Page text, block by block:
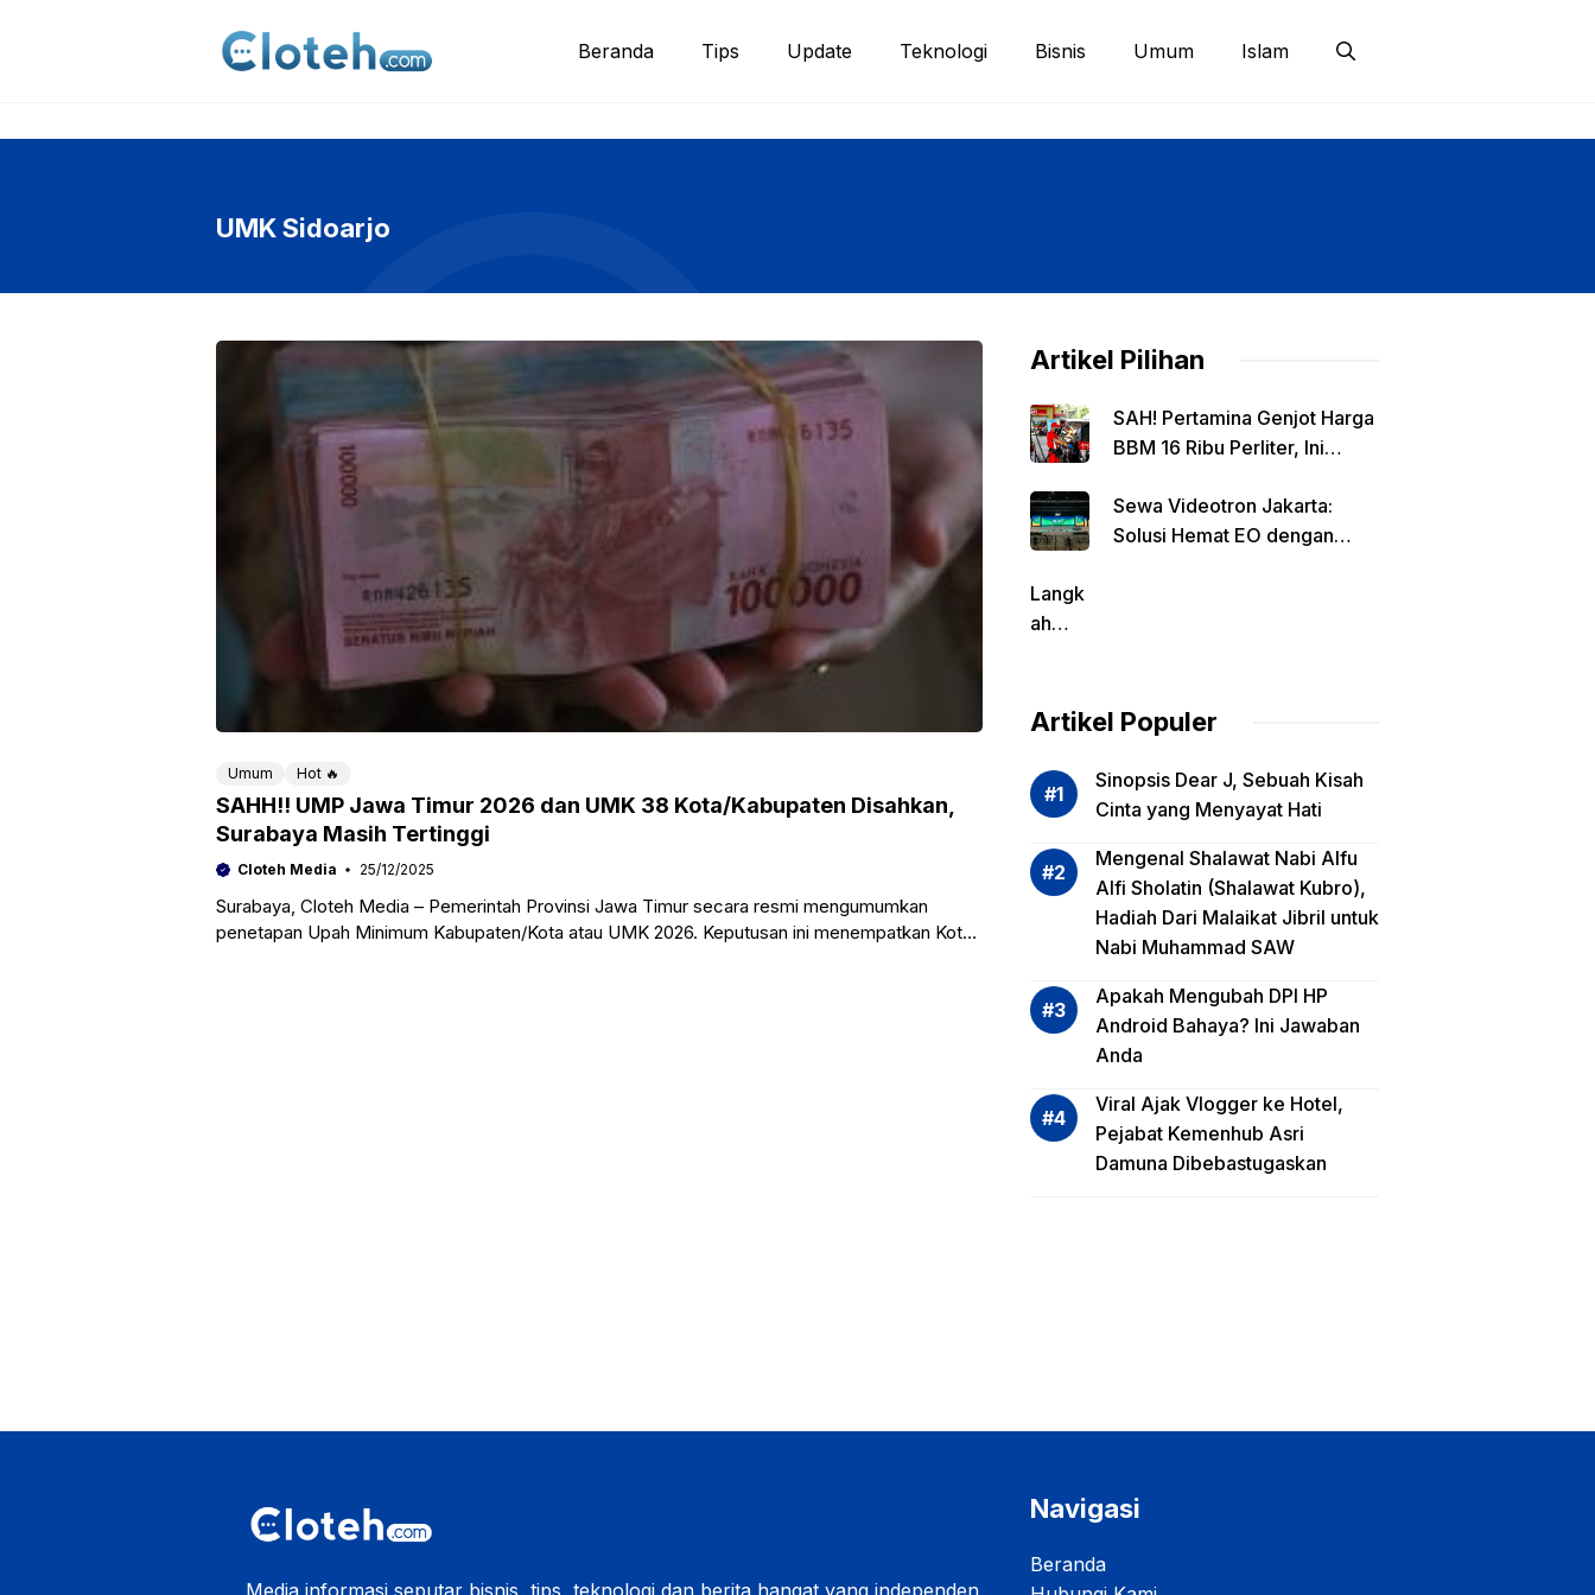
Beranda Tips Update Teknologi Bisnis Umum Islam
UMK Sidoarjo
Umum Hot 🔥
SAHH!! UMP Jawa Timur 2026 dan UMK 38 Kota/Kabupaten Disahkan,
Surabaya Masih Tertinggi
Cloteh Media 25/12/2025
Surabaya, Cloteh Media – Pemerintah Provinsi Jawa Timur secara resmi mengumumkan
penetapan Upah Minimum Kabupaten/Kota atau UMK 2026. Keputusan ini menempatkan Kota
Artikel Pilihan
SAH! Pertamina Genjot Harga
BBM 16 Ribu Perliter, Ini
Sewa Videotron Jakarta:
Solusi Hemat EO dengan
Langk
ah
dalam
si
Risiko
asi
Reksa
Artikel Populer
Sinopsis Dear J, Sebuah Kisah
Cinta yang Menyayat Hati
Mengenal Shalawat Nabi Alfu
Alfi Sholatin (Shalawat Kubro),
Hadiah Dari Malaikat Jibril untuk
Nabi Muhammad SAW
Apakah Mengubah DPI HP
Android Bahaya? Ini Jawaban
Anda
Viral Ajak Vlogger ke Hotel,
Pejabat Kemenhub Asri
Damuna Dibebastugaskan
Navigasi
Beranda